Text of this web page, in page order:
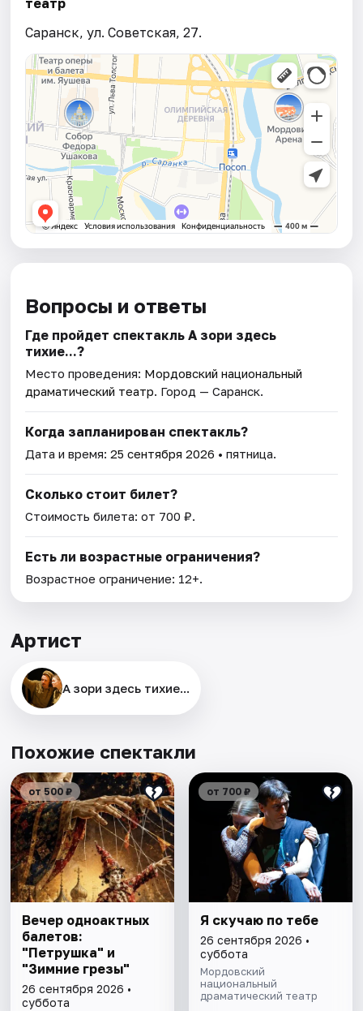
театр
Саранск, ул. Советская, 27.
Вопросы и ответы
Где пройдет спектакль А зори здесь
тихие...?
Место проведения: Мордовский национальный
драматический театр. Город — Саранск.
Когда запланирован спектакль?
Дата и время:25 сентября 2026 • пятница.
Сколько стоит билет?
Стоимость билета: от 700 ₽.
Есть ли возрастные ограничения?
Возрастное ограничение: 12+.
Артист
А зори здесь тихие...
Похожие спектакли
от 500 ₽
Вечер одноактных
балетов:
"Петрушка" и
"Зимние грезы"
26 сентября 2026 •
суббота
от 700 ₽
Я скучаю по тебе
26 сентября 2026 •
суббота
Мордовский
национальный
драматический театр